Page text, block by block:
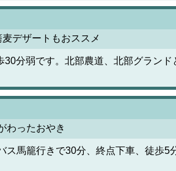
デザートもおススメ
30分弱です。北部農道、北部グランド
わったおやき
ス馬籠行きで30分、終点下車、徒歩5